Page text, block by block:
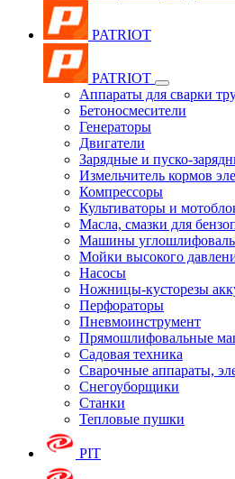
PATRIOT
PATRIOT
Аппараты для сварки
Бетоносмесители
Генераторы
Двигатели
Зарядные и пуско-
Измельчитель кормов
Компрессоры
Культиваторы и
Масла, смазки для
Машины
Мойки высокого
Насосы
Ножницы-кусторезы
Перфораторы
Пневмоинструмент
Прямошлифовальные
Садовая техника
Сварочные аппараты,
Снегоуборщики
Станки
Тепловые пушки
PIT